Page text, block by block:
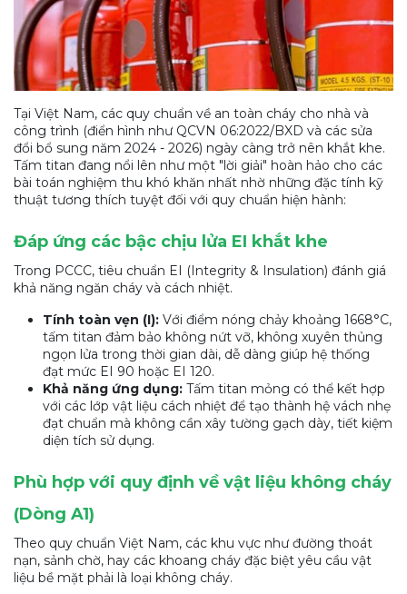
Tại Việt Nam, các quy chuẩn về an toàn cháy cho nhà và
công trình (điển hình như QCVN 06:2022/BXD và các sửa
đổi bổ sung năm 2024 - 2026) ngày càng trở nên khắt khe.
Tấm titan đang nổi lên như một "lời giải" hoàn hảo cho các
bài toán nghiệm thu khó khăn nhất nhờ những đặc tính kỹ
thuật tương thích tuyệt đối với quy chuẩn hiện hành:
Đáp ứng các bậc chịu lửa EI khắt khe
Trong PCCC, tiêu chuẩn EI (Integrity & Insulation) đánh giá
khả năng ngăn cháy và cách nhiệt.
Tính toàn vẹn (I): Với điểm nóng chảy khoảng 1668°C,
tấm titan đảm bảo không nứt vỡ, không xuyên thủng
ngọn lửa trong thời gian dài, dễ dàng giúp hệ thống
đạt mức EI 90 hoặc EI 120.
Khả năng ứng dụng: Tấm titan mỏng có thể kết hợp
với các lớp vật liệu cách nhiệt để tạo thành hệ vách nhẹ
đạt chuẩn mà không cần xây tường gạch dày, tiết kiệm
diện tích sử dụng.
Phù hợp với quy định về vật liệu không cháy
(Dòng A1)
Theo quy chuẩn Việt Nam, các khu vực như đường thoát
nạn, sảnh chờ, hay các khoang cháy đặc biệt yêu cầu vật
liệu bề mặt phải là loại không cháy.